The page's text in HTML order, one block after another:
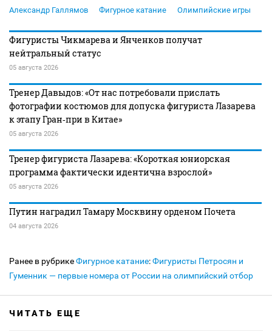
Александр Галлямов Фигурное катание Олимпийские игры
Фигуристы Чикмарева и Янченков получат
нейтральный статус
05 августа 2026
Тренер Давыдов: «От нас потребовали прислать
фотографии костюмов для допуска фигуриста Лазарева
к этапу Гран‑при в Китае»
05 августа 2026
Тренер фигуриста Лазарева: «Короткая юниорская
программа фактически идентична взрослой»
05 августа 2026
Путин наградил Тамару Москвину орденом Почета
04 августа 2026
Ранее в рубрикеФигурное катание:Фигуристы Петросян и
Гуменник — первые номера от России на олимпийский отбор
ЧИТАТЬ ЕЩЕ